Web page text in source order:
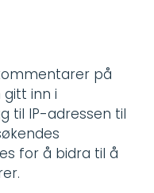
på
inn i
til IP-adressen til
for å bidra til å